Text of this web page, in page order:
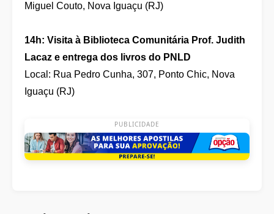
Miguel Couto, Nova Iguaçu (RJ)
14h: Visita à Biblioteca Comunitária Prof. Judith
Lacaz e entrega dos livros do PNLD
Local: Rua Pedro Cunha, 307, Ponto Chic, Nova
Iguaçu (RJ)
PUBLICIDADE